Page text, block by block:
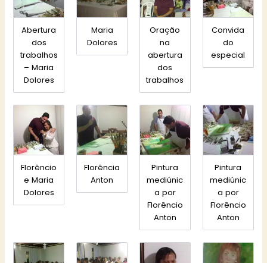
Abertura
dos
trabalhos
– Maria
Dolores
Maria
Dolores
Oração
na
abertura
dos
trabalhos
Convida
do
especial
Florêncio
e Maria
Dolores
Florência
Anton
Pintura
mediúnic
a por
Florêncio
Anton
Pintura
mediúnic
a por
Florêncio
Anton